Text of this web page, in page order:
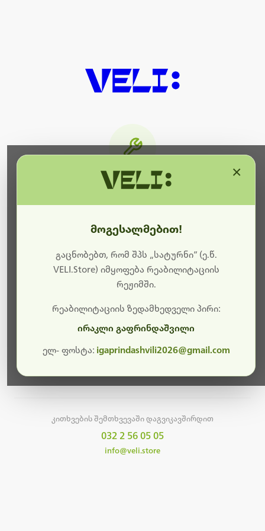
ბოდიშს გიხდით შეფერხებისთვის. ამჟამად
მიმდინარეობს საიტის განახლება და ტექნიკური
სამუშაოები.
მალე ისევ ხელმისაწვდომი იქნება. გმადლობთ
კითხვების შემთხვევაში დაგვიკავშირდით
032 2 56 05 05
info@veli.store
მოგესალმებით!
გაცნობებთ, რომ შპს „სატურნი“ (ე.წ.
VELI.Store) იმყოფება რეაბილიტაციის
რეჟიმში.
რეაბილიტაციის ზედამხედველი პირი:
ირაკლი გაფრინდაშვილი
ელ- ფოსტა: igaprindashvili2026@gmail.com
×